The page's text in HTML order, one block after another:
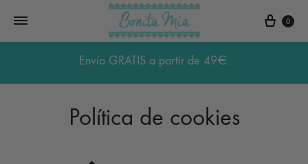
0
Envío GRATIS a partir de 49€.
Política de cookies